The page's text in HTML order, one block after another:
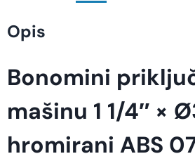
Opis
Bonomini
mašinu 1 1/4″ ×
hromirani ABS